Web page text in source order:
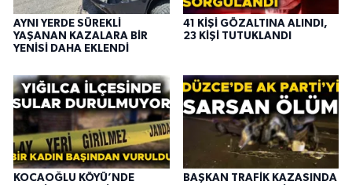
AYNI YERDE SÜREKLİ
YAŞANAN KAZALARA BİR
YENİSİ DAHA EKLENDİ
41 KİŞİ GÖZALTINA ALINDI,
23 KİŞİ TUTUKLANDI
KOCAOĞLU KÖYÜ’NDE BAŞKAN TRAFİK KAZASINDA